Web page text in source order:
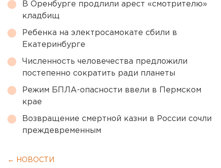
В Оренбурге продлили арест «смотрителю»
кладбищ
Ребенка на электросамокате сбили в
Екатеринбурге
Численность человечества предложили
постепенно сократить ради планеты
Режим БПЛА-опасности ввели в Пермском
крае
Возвращение смертной казни в России сочли
преждевременным
← НОВОСТИ